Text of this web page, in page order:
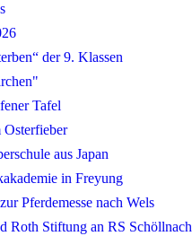
der 9. Klassen
Tafel
aus Japan
in Freyung
Pferdemesse nach Wels
Roth Stiftung an RS Schöllnach